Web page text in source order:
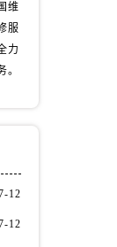
维
服
力
。
12
12